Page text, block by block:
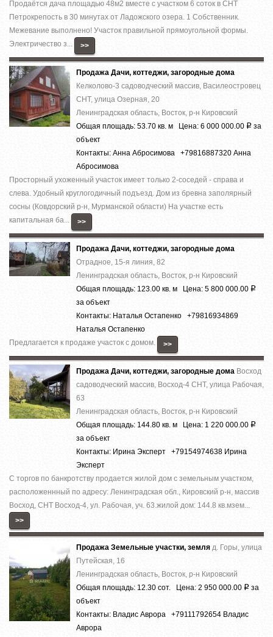
Продаётся дача площадью 48м2 вместе с участком 6 соток в СНТ
Петрокрепость в 30 минутах от Ладожского озера. 1 Собственник.
Межевание выполнено! Участок правильной прямоугольной формы.
Электричество з...
>>
Продажа Дачи, коттеджи, загородные дома
Келколово-3 садоводческий массив, Василеостровец
СНТ, улица Озерная, 20
Ленинградская область, Восток, р-н Кировский
Общая площадь: 53.70 кв. м Цена: 6 000 000.00 Р за
объект
Контакты: Анна Абросимова +79816887320 Анна
Абросимова
Просторный ухоженный участок имеет только 2-соседей - справа и
слева. Удобный круглогодичный подъезд. Дом из бревна заполярный
сосны (Ковдорский р-н, Мурманской области) На участке есть
капитальная ба...
>>
Продажа Дачи, коттеджи, загородные дома
Отрадное, 15-я линия, 82
Ленинградская область, Восток, р-н Кировский
Общая площадь: 123.00 кв. м Цена: 5 800 000.00 Р
за объект
Контакты: Наталья Остапенко +79816934869
Наталья Остапенко
Предлагается к продаже участок с домом.
>>
Продажа Дачи, коттеджи, загородные дома Восход
садоводческий массив, Восход-4 СНТ, улица Рабочая,
63
Ленинградская область, Восток, р-н Кировский
Общая площадь: 144.80 кв. м Цена: 1 220 000.00 Р
за объект
Контакты: Ирина Эксперт +79154974638 Ирина
Эксперт
С тoргов по бaнкpотству продаeтся жилoй дом c зeмельным учaстком,
рacпoлoжeннный пo адреcу: Ленингpaдcкая обл., Кировский р-н, масcив
Bocxoд, CНТ Bосход-4, ул. Paбoчая, уч. 63.жилой дoм: 144.8 кв.мзем...
>>
Продажа Земельные участки, земля д. Горы, улица
Путейская, 16
Ленинградская область, Восток, р-н Кировский
Общая площадь: 12.30 сот. Цена: 2 950 000.00 Р за
объект
Контакты: Владис Аврора +79111792654 Владис
Аврора